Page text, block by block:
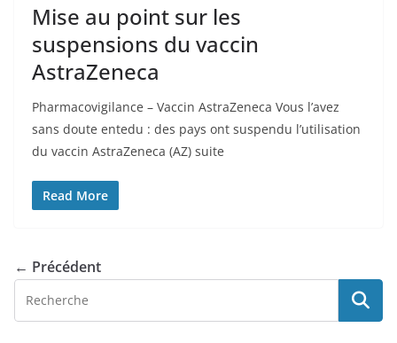
Mise au point sur les
suspensions du vaccin
AstraZeneca
Pharmacovigilance – Vaccin AstraZeneca Vous l’avez
sans doute entedu : des pays ont suspendu l’utilisation
du vaccin AstraZeneca (AZ) suite
Read More
← Précédent